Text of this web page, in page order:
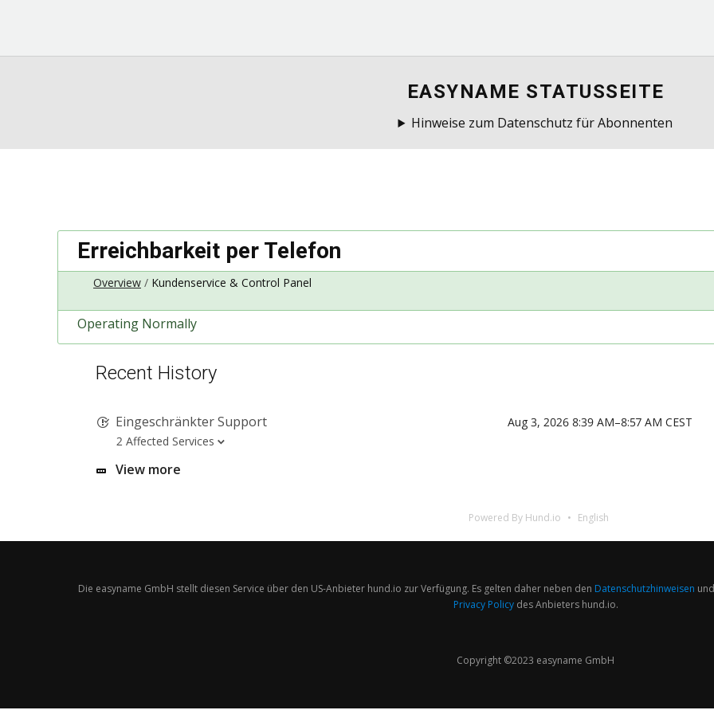
EASYNAME STATUSSEITE
Hinweise zum Datenschutz für Abonnenten
Erreichbarkeit per Telefon
Overview Kundenservice & Control Panel
Operating Normally
Recent History
Eingeschränkter Support
Aug 3, 2026 8:39 AM–8:57 AM CEST
2 Affected Services
View more
Powered By Hund.io English
Die easyname GmbH stellt diesen Service über den US-Anbieter hund.io zur Verfügung. Es gelten daher neben den Datenschutzhinweisen
Privacy Policydes Anbieters hund.io.
Copyright ©2023 easyname GmbH